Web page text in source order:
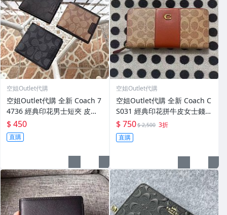
空姐Outlet代購
空姐Outlet代購 全新 Coach 7
4736 經典印花男士短夾 皮夾
錢包 內置相片位 三色可選 附
購證
$ 450
直購
空姐Outlet代購
空姐Outlet代購 全新 Coach C
S031 經典印花拼牛皮女士錢包
拉鏈長夾 女生皮夾 零錢卡包
附購證
$ 750$ 2,500 3折
直購